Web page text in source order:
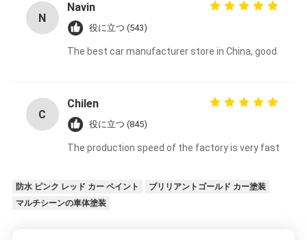
N
Navin
役に立つ (543)
The best car manufacturer store in China, good
C
Chilen
役に立つ (845)
The production speed of the factory is very fast
防水 ピンク レッド カー ペイント
ブリリアントゴールド カー塗装
マルチシーンの車体塗装